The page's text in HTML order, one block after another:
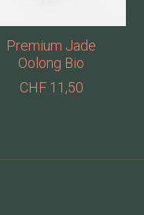
Premium Jade
Oolong Bio
CHF 11,50